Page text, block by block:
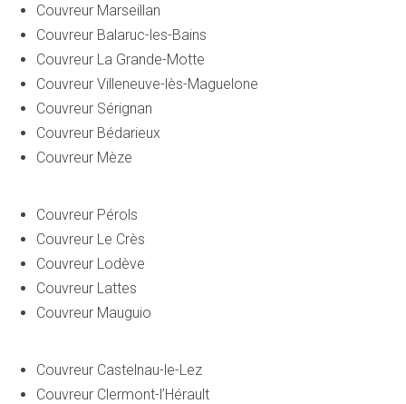
Couvreur Marseillan
Couvreur Balaruc-les-Bains
Couvreur La Grande-Motte
Couvreur Villeneuve-lès-Maguelone
Couvreur Sérignan
Couvreur Bédarieux
Couvreur Mèze
Couvreur Pérols
Couvreur Le Crès
Couvreur Lodève
Couvreur Lattes
Couvreur Mauguio
Couvreur Castelnau-le-Lez
Couvreur Clermont-l’Hérault